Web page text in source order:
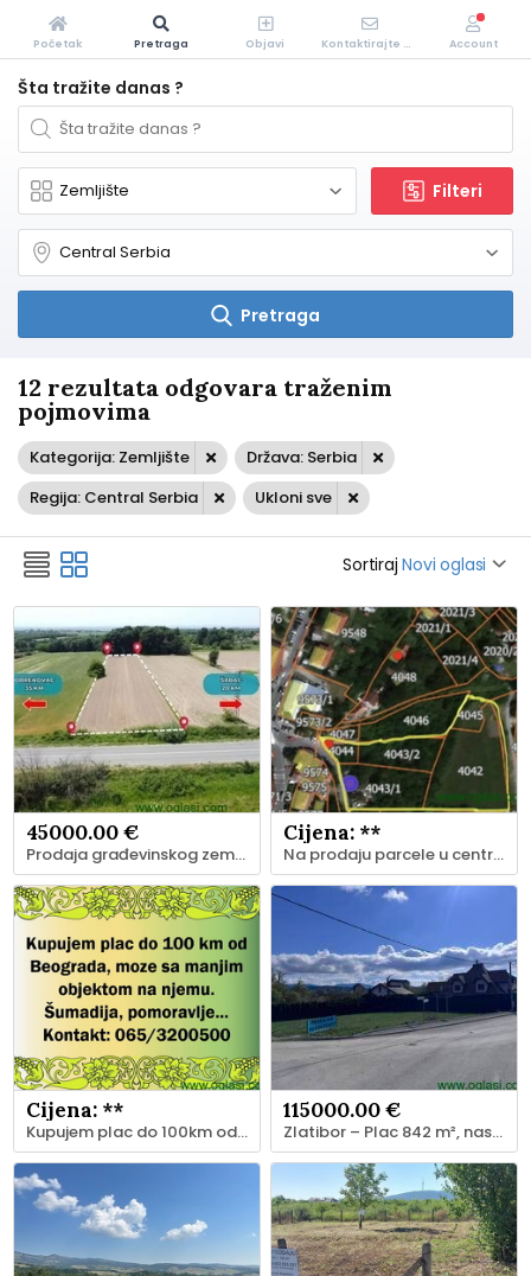
Šta tražite danas ?
Filteri
Pretraga
12 rezultata odgovara traženim
pojmovima
Kategorija: Zemljište
Država: Serbia
Regija: Central Serbia
Ukloni sve
Sortiraj Novi oglasi
45000.00 €
Prodaja građevinskog zemljista na magistralnom putu Beograd-Obrenovac-Šabac
Cijena: **
Na prodaju parcele u centru Ripnja, kod Maxija
Cijena: **
Kupujem plac do 100km od Beograda, moze sa manjim objektom na njemu
115000.00 €
Zlatibor – Plac 842 m², naselje Potoci
Početak Pretraga Objavi Kontaktirajte Nas Account